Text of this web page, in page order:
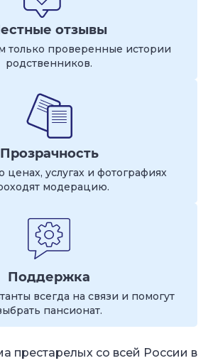
отзывы
только проверенные истории
родственников.
Прозрачность
ценах, услугах и фотографиях
модерацию.
Поддержка
всегда на связи и помогут
пансионат.
престарелых со всей России в